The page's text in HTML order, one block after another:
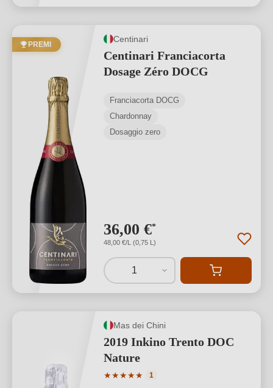
PREMI
Centinari
Centinari Franciacorta
Dosage Zéro DOCG
Franciacorta DOCG
Chardonnay
Dosaggio zero
36,00 €*
48,00 €/L (0,75 L)
1
Mas dei Chini
2019 Inkino Trento DOC
Nature
★★★★★
Valutazione media di 5 su 5 stelle
1